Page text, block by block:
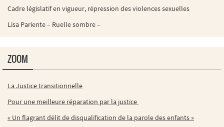
Cadre législatif en vigueur, répression des violences sexuelles
Lisa Pariente – Ruelle sombre –
ZOOM
La Justice transitionnelle
Pour une meilleure réparation par la justice
« Un flagrant délit de disqualification de la parole des enfants »